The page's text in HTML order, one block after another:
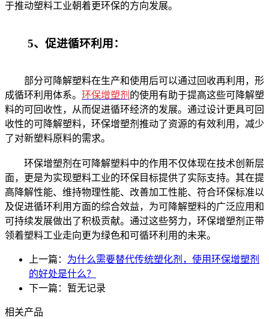
于推动塑料工业朝着更环保的方向发展。
5、促进循环利用：
部分可降解塑料在生产和使用后可以通过回收再利用，形
成循环利用体系。 环保增塑剂 的使用有助于提高这些可降解塑
料的可回收性，从而促进循环经济的发展。通过设计更具可回
收性的可降解塑料，环保增塑剂推动了资源的有效利用，减少
了对新塑料原料的需求。
环保增塑剂在可降解塑料中的作用不仅体现在技术创新层
面，更是为实现塑料工业的环保目标提供了实际支持。其在提
高降解性能、维持物理性能、改善加工性能、符合环保标准以
及促进循环利用方面的综合效益，为可降解塑料的广泛应用和
可持续发展做出了积极贡献。通过这些努力，环保增塑剂正带
领着塑料工业走向更为绿色和可循环利用的未来。
上一篇： 为什么需要替代传统塑化剂，使用环保增塑剂
的好处是什么？
下一篇：暂无记录
相关产品